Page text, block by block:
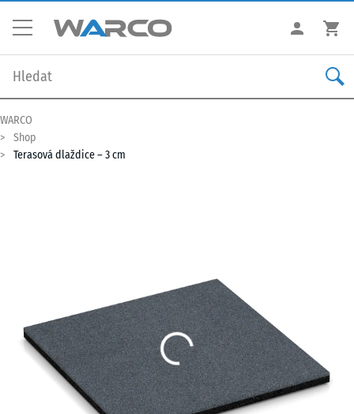
WARCO
Shop
Terasová dlaždice – 3 cm